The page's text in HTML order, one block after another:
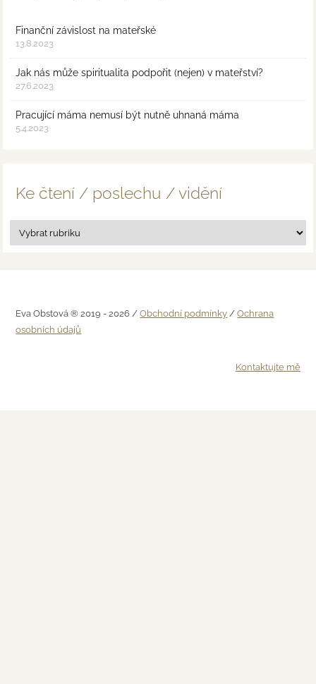
Finanční závislost na mateřské
13.8.2023
Jak nás může spiritualita podpořit (nejen) v mateřství?
27.6.2023
Pracující máma nemusí být nutně uhnaná máma
5.4.2023
Ke čtení / poslechu / vidění
Eva Obstová ® 2019 - 2026 /Obchodní podmínky /Ochrana
osobních údajů
Kontaktujte mě